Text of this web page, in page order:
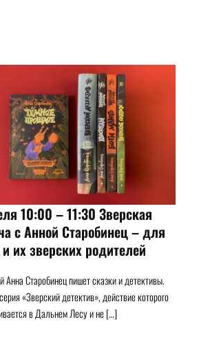
10:00 – 11:30 Зверская
с Анной Старобинец – для
их зверских родителей
Анна Старобинец пишет сказки и детективы.
«Зверский детектив», действие которого
в Дальнем Лесу и не […]